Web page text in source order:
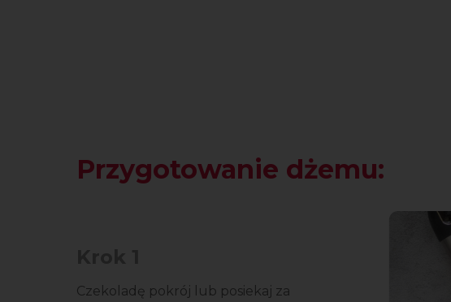
Przygotowanie dżemu:
Czekoladę pokrój lub posiekaj za